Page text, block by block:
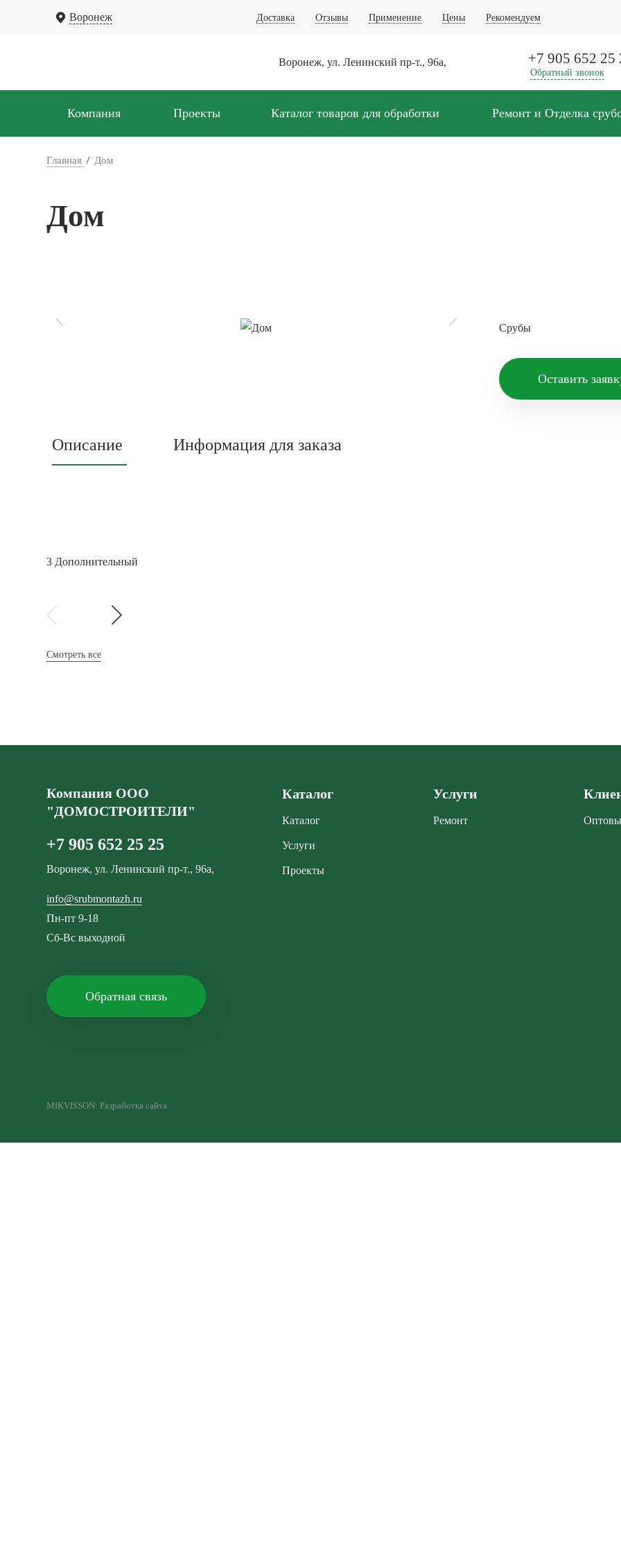
Воронеж Доставка Отзывы Применение Цены Рекомендуем
Воронеж, ул. Ленинский пр-т., 96а, +7 905 652 25
Обратный звонок
Компания Проекты Каталог товаров для обработки Ремонт и Отделка
Главная Дом
Дом
Срубы
Оставить
Описание Информация для заказа
3 Дополнительный
Смотреть все
Компания ООО
"ДОМОСТРОИТЕЛИ"
+7 905 652 25 25
Воронеж, ул. Ленинский пр-т., 96а,
info@srubmontazh.ru
Пн-пт 9-18
Сб-Вс выходной
Обратная связь
Каталог
Каталог
Услуги
Проекты
Услуги
Ремонт
MIKVISSON: Разработка сайта